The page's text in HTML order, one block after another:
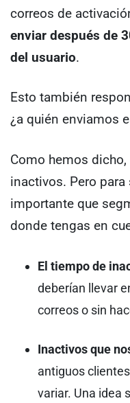
correos de
enviar después de
del usuario.
Esto también
¿a quién enviamos
Como hemos
inactivos. Pero para
importante que
donde tengas en
El tiempo de
deberían llevar
correos o sin
Inactivos que
antiguos
variar. Una idea